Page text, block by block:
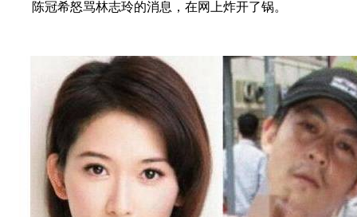
陈冠希怒骂林志玲的消息，在网上炸开了锅。